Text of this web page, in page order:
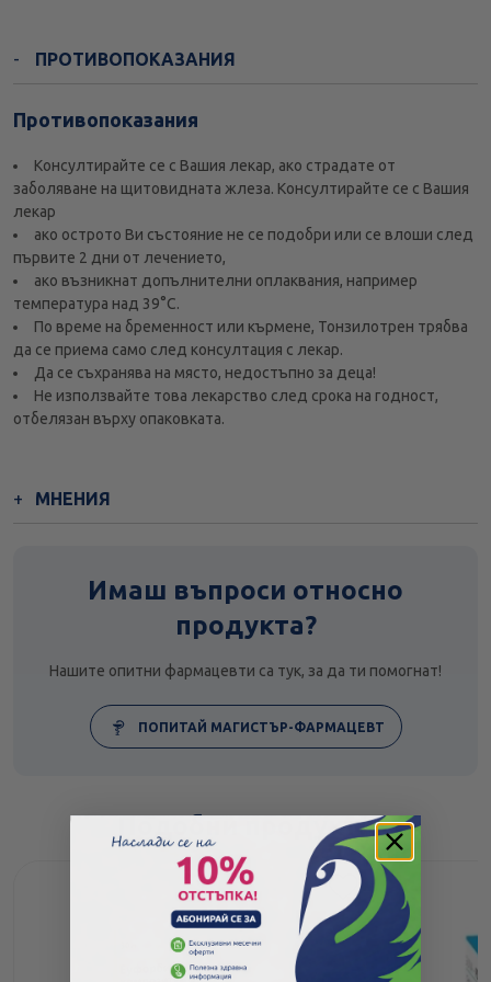
ПРОТИВОПОКАЗАНИЯ
Противопоказания
Консултирайте се с Вашия лекар, ако страдате от
заболяване на щитовидната жлеза. Консултирайте се с Вашия
лекар
ако острото Ви състояние не се подобри или се влоши след
първите 2 дни от лечението,
ако възникнат допълнителни оплаквания, например
температура над 39°С.
По време на бременност или кърмене, Тонзилотрен трябва
да се приема само след консултация с лекар.
Да се съхранява на място, недостъпно за деца!
Не използвайте това лекарство след срока на годност,
отбелязан върху опаковката.
МНЕНИЯ
Имаш въпроси относно
продукта?
Нашите опитни фармацевти са тук, за да ти помогнат!
ПОПИТАЙ МАГИСТЪР-ФАРМАЦЕВТ
Подобни продукти